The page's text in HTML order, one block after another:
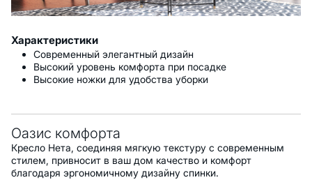
Характеристики
Современный элегантный дизайн
Высокий уровень комфорта при посадке
Высокие ножки для удобства уборки
Оазис комфорта
Кресло Нета, соединяя мягкую текстуру с современным
стилем, привносит в ваш дом качество и комфорт
благодаря эргономичному дизайну спинки.